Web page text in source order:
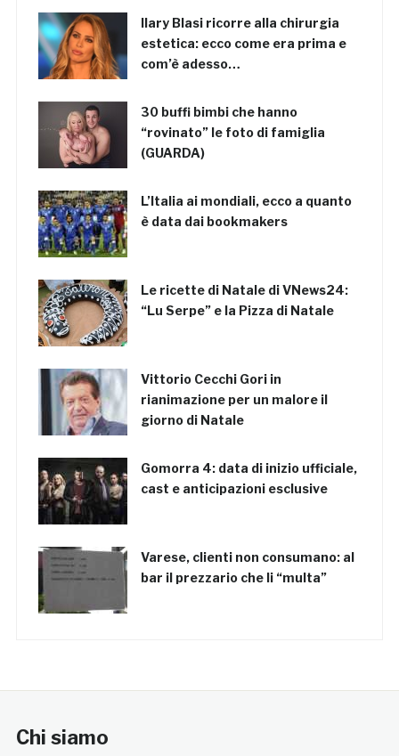
Ilary Blasi ricorre alla chirurgia
estetica: ecco come era prima e
com’è adesso…
30 buffi bimbi che hanno
“rovinato” le foto di famiglia
(GUARDA)
L’Italia ai mondiali, ecco a quanto
è data dai bookmakers
Le ricette di Natale di VNews24:
“Lu Serpe” e la Pizza di Natale
Vittorio Cecchi Gori in
rianimazione per un malore il
giorno di Natale
Gomorra 4: data di inizio ufficiale,
cast e anticipazioni esclusive
Varese, clienti non consumano: al
bar il prezzario che li “multa”
Chi siamo